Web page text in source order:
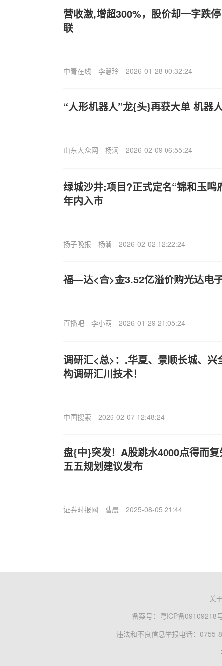
营收激,增超300%，股价却一字跌
联
中青在线 李慧玲 2026-01-28 00:32:24
“人形机器人”龙{头}再获大单 机器
山东大众网 杨澜 2026-02-09 06:55:24
绿城沙井:项目?正式定名“锦和玉鸣
年内入市
扬子晚报 杨澜 2026-02-02 12:22:24
福—达<合>金3.52亿溢价购光达电
直播吧 李小萌 2026-01-29 21:05:24
调研汇<总>：.华夏、景顺长城、兴
构调研汇川技术！
中国搜索 2026-02-07 12:48:24
盘{中}突发！A股跳水4000点得而
五五规划建议发布
证券时报网 曹晨 2025-08-05 21:44
关
备案号： 粤ICP备09109218
违法和不良信息举报电话：0755-